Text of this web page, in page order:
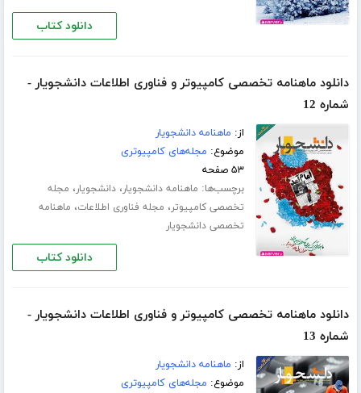
دانلود کتاب
دانلود ماهنامه تخصصی کامپیوتر و فناوری اطلاعات دانشجویار -
شماره 12
از: ماهنامه دانشجویار
موضوع: مجله‌های کامپیوتری
۵۳ صفحه
برچسب‌ها: ماهنامه دانشجویار،دانشجویار، مجله
تخصصی کامپیوتر، مجله فناوری اطلاعات، ماهنامه
تخصصی دانشجویار
دانلود کتاب
دانلود ماهنامه تخصصی کامپیوتر و فناوری اطلاعات دانشجویار -
شماره 13
از: ماهنامه دانشجویار
موضوع: مجله‌های کامپیوتری